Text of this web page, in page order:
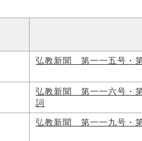
弘教新聞 第一一五号・
弘教新聞 第一一六号・
詞
弘教新聞 第一一九号・